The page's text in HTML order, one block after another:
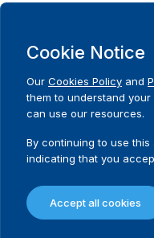
Cookie Notice
Our Cookies Policy and
them to understand
can use our resources.
By continuing to use
indicating that you
Accept all cookies